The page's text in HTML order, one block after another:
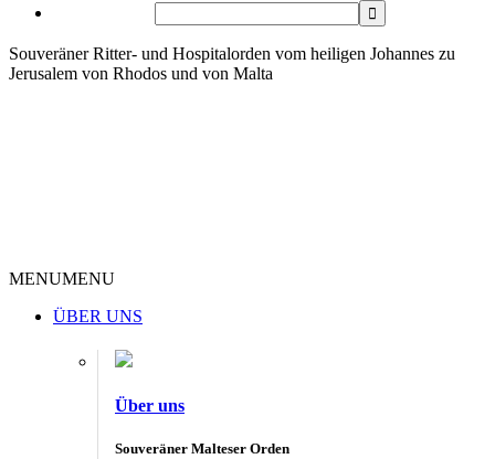
Souveräner Ritter- und Hospitalorden vom heiligen Johannes zu
Jerusalem von Rhodos und von Malta
MENUMENU
ÜBER UNS
Über uns
Souveräner Malteser Orden